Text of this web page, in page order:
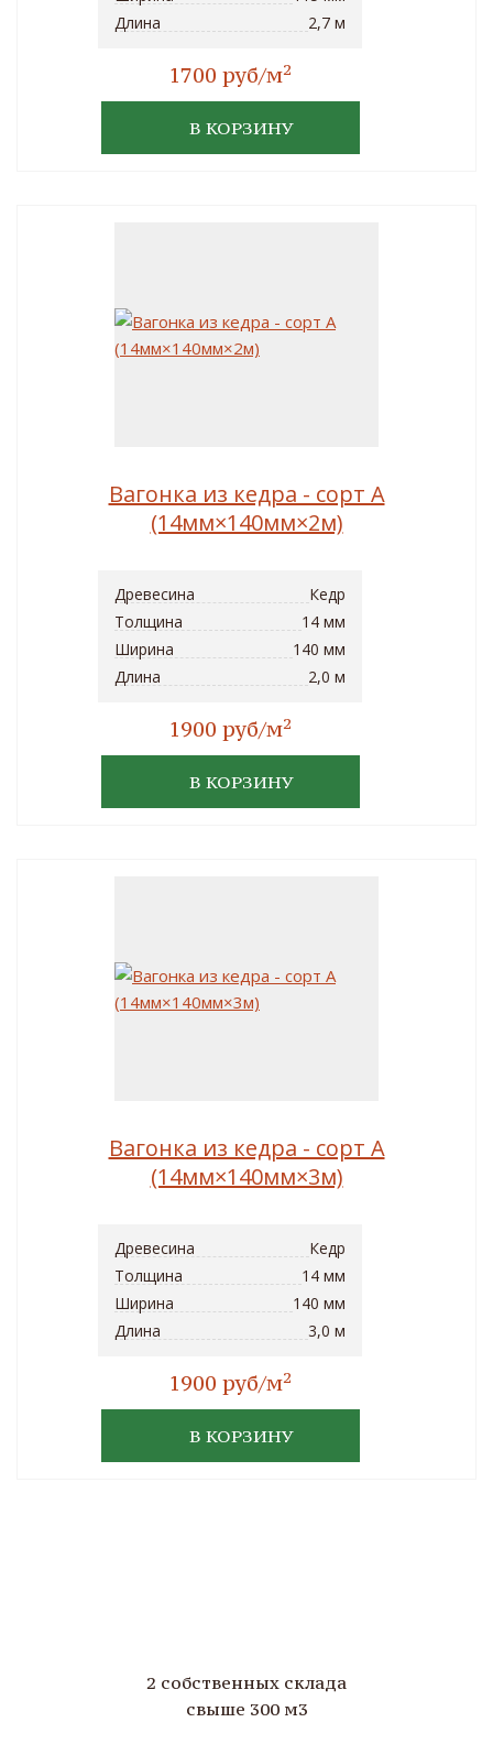
Длина
2,7 м
1700 руб/м2
В КОРЗИНУ
Вагонка из кедра - сорт A
(14мм×140мм×2м)
Древесина
Кедр
Толщина
14 мм
Ширина
140 мм
Длина
2,0 м
1900 руб/м2
В КОРЗИНУ
Вагонка из кедра - сорт A
(14мм×140мм×3м)
Древесина
Кедр
Толщина
14 мм
Ширина
140 мм
Длина
3,0 м
1900 руб/м2
В КОРЗИНУ
2 собственных склада
свыше 300 м3